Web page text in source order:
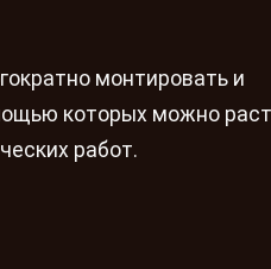
монтировать и
которых можно
работ.